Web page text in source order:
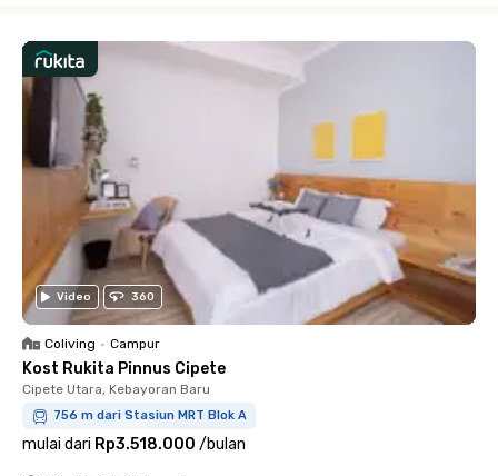
Video 360
Coliving • Campur
Kost Rukita Pinnus Cipete
Cipete Utara, Kebayoran Baru
756 m dari Stasiun MRT Blok A
mulai dari Rp3.518.000 /bulan